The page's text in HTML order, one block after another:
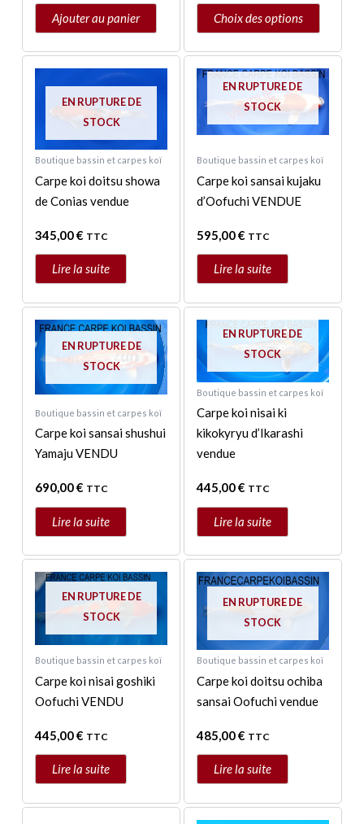
Ajouter au panier Choix des options
produit
EN RUPTURE DE
STOCK
Boutique bassin et carpes koï
Carpe koi doitsu showa
de Conias vendue
345,00€ TTC
Lire la suite
EN RUPTURE DE
STOCK
Boutique bassin et carpes koï
Carpe koi sansai kujaku
d’Oofuchi VENDUE
595,00€ TTC
Lire la suite
EN RUPTURE DE
STOCK
Boutique bassin et carpes koï
Carpe koi sansai shushui
Yamaju VENDU
690,00€ TTC
Lire la suite
EN RUPTURE DE
STOCK
Boutique bassin et carpes koï
Carpe koi nisai ki
kikokyryu d’Ikarashi
vendue
445,00€ TTC
Lire la suite
EN RUPTURE DE
STOCK
Boutique bassin et carpes koï
Carpe koi nisai goshiki
Oofuchi VENDU
445,00€ TTC
Lire la suite
EN RUPTURE DE
STOCK
Boutique bassin et carpes koï
Carpe koi doitsu ochiba
sansai Oofuchi vendue
485,00€ TTC
Lire la suite